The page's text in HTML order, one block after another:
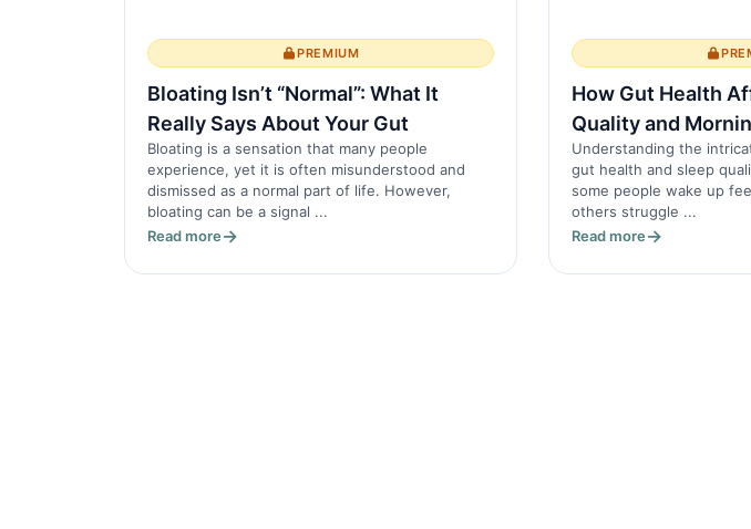
PREMIUM
Bloating Isn’t “Normal”: What It
Really Says About Your Gut
Bloating is a sensation that many people
experience, yet it is often misunderstood and
dismissed as a normal part of life. However,
bloating can be a signal ...
Read more
How Gut Health
Quality and
Understanding the
gut health and sleep
some people wake up
others struggle ...
Read more